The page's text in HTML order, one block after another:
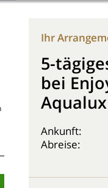
Ihr
5-
bei
Aqualux
Ankunft:
Abreise: